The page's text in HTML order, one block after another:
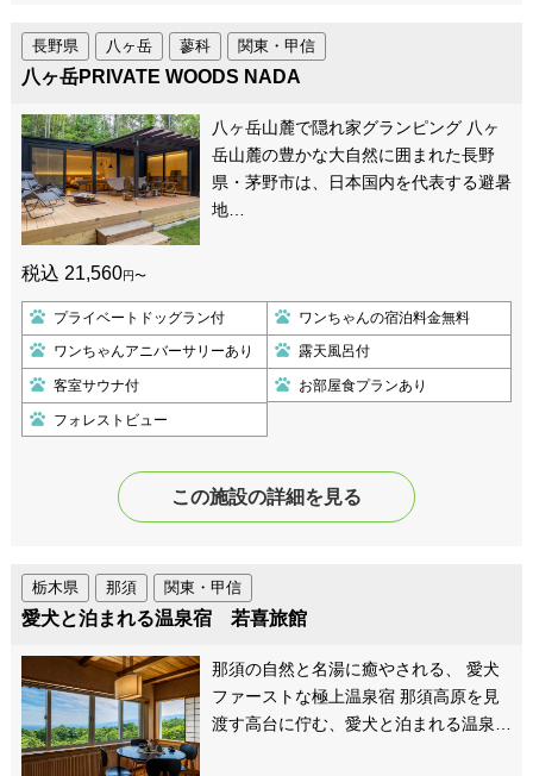
蓼科 関東・甲信
長野県 八ヶ岳
八ヶ岳PRIVATE WOODS NADA
八ヶ岳山麓で隠れ家グランピング 八ヶ
岳山麓の豊かな大自然に囲まれた長野
県・茅野市は、日本国内を代表する避暑
地…
税込 21,560円〜
プライベートドッグラン付 ワンちゃんの宿泊料金無料
ワンちゃんアニバーサリーあり 露天風呂付
客室サウナ付 お部屋食プランあり
フォレストビュー
この施設の詳細を見る
那須 関東・甲信
栃木県
愛犬と泊まれる温泉宿 若喜旅館
那須の自然と名湯に癒やされる、 愛犬
ファーストな極上温泉宿 那須高原を見
渡す高台に佇む、愛犬と泊まれる温泉…